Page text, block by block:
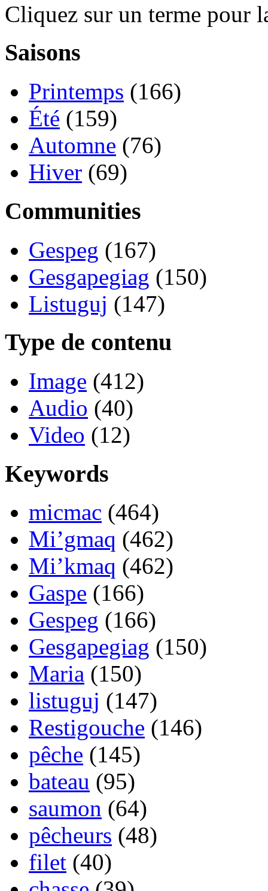
Cliquez sur un terme pour
Saisons
Printemps (166)
Été (159)
Automne (76)
Hiver (69)
Communities
Gespeg (167)
Gesgapegiag (150)
Listuguj (147)
Type de contenu
Image (412)
Audio (40)
Video (12)
Keywords
micmac (464)
Mi’gmaq (462)
Mi’kmaq (462)
Gaspe (166)
Gespeg (166)
Gesgapegiag (150)
Maria (150)
listuguj (147)
Restigouche (146)
pêche (145)
bateau (95)
saumon (64)
pêcheurs (48)
filet (40)